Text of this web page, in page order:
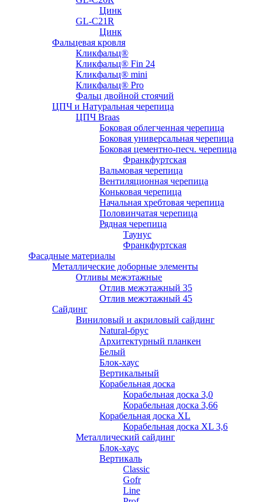
Цинк
GL-С21R
Цинк
Фальцевая кровля
Кликфальц®
Кликфальц® Fin 24
Кликфальц® mini
Кликфальц® Pro
Фальц двойной стоячий
ЦПЧ и Натуральная черепица
ЦПЧ Braas
Боковая облегченная черепица
Боковая универсальная черепица
Боковая цементно-песч. черепица
Франкфуртская
Вальмовая черепица
Вентиляционная черепица
Коньковая черепица
Начальная хребтовая черепица
Половинчатая черепица
Рядная черепица
Таунус
Франкфуртская
Фасадные материалы
Металлические доборные элементы
Отливы межэтажные
Отлив межэтажный 35
Отлив межэтажный 45
Сайдинг
Виниловый и акриловый сайдинг
Natural-брус
Архитектурный планкен
Белый
Блок-хаус
Вертикальный
Корабельная доска
Корабельная доска 3,0
Корабельная доска 3,66
Корабельная доска XL
Корабельная доска XL 3,6
Металлический сайдинг
Блок-хаус
Вертикаль
Classic
Gofr
Line